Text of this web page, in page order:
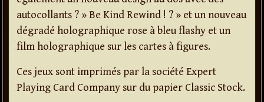
autocollants ? » Be Kind Rewind ! ? » et un nouveau
dégradé holographique rose à bleu flashy et un
film holographique sur les cartes à figures.
Ces jeux sont imprimés par la société Expert
Playing Card Company sur du papier Classic Stock.